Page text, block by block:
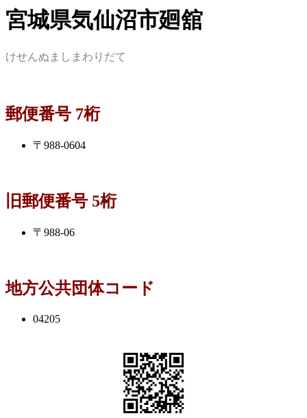
宮城県気仙沼市廻舘
けせんぬましまわりだて
郵便番号 7桁
〒988-0604
旧郵便番号 5桁
〒988-06
地方公共団体コード
04205